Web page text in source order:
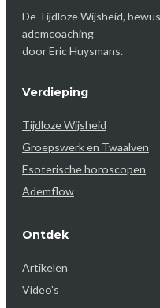
De Tijdloze Wijsheid,
ademcoaching
door Eric Huysmans.
Verdieping
Tijdloze Wijsheid
Groepswerk en Twaalven
Esoterische horoscopen
Ademflow
Ontdek
Artikelen
Video’s